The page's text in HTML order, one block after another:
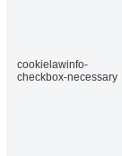
cookielawinfo-
checkbox-necessary